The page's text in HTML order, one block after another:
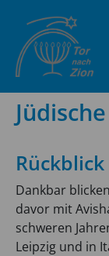
Rückblick
Dankbar
davor mit
schweren
Leipzig und in